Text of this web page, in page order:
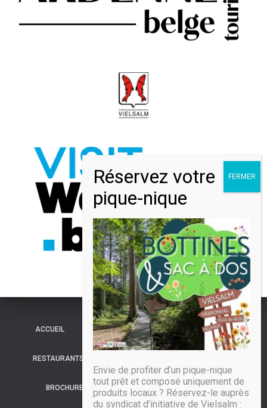
ACCUEIL LE PAYS DE VIELSALM HÉBERGEMENTS
RESTAURANTS
BROCHURES INFOS PRATIQUES CONTACT
Envie de profiter d’un pique-nique
tout prêt et composé uniquement de
produits locaux ? Réservez-le auprès
du syndicat d’initiative de Vielsalm :